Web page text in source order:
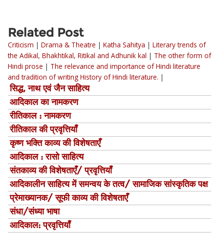
Related Post
Criticism | Drama & Theatre | Katha Sahitya | Literary trends of
the Adikal, Bhakhtikal, Ritikal and Adhunik kal | The other form of
Hindi prose | The relevance and importance of Hindi literature
and tradition of writing History of Hindi literature. |
सिद्ध, नाथ एवं जैन साहित्‍य
आदिकाल का नामकरण
रीतिकाल : नामकरण
रीतिकाल की प्रवृत्तियाँ
कृष्ण भक्ति काव्य की विशेषताएँ
आदिकाल : रासो साहित्य
संतकाव्य की विशेषताएँ/ प्रवृत्तियाँ
आदिकालीन साहित्य में समन्वय के तत्व/ सामाजिक सांस्कृतिक पक्ष
प्रेमाख्यानक/ सूफी काव्य की विशेषताएँ
संधा/संध्या भाषा
आदिकाल: प्रवृत्तियाँ